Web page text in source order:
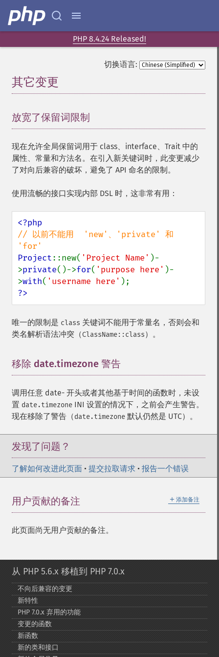
PHP 8.4.24 Released!
切换语言:
其它变更
放宽了保留词限制
现在允许全局保留词用于 class、interface、Trait 中的
属性、常量和方法名。在引入新关键词时，此变更减少
了对向后兼容的破坏，避免了 API 命名的限制。
使用流畅的接口实现内部 DSL 时，这非常有用：
// 以前不能用  'new'、'private' 和
Project::new( 'Project Name' )-
>private()->for( 'purpose here' )-
>with( 'username here'
?>
唯一的限制是 class 关键词不能用于常量名，否则会和
类名解析语法冲突（ClassName::class）。
移除 date.timezone 警告
调用任意 date- 开头或者其他基于时间的函数时，未设
置 date.timezone INI 设置的情况下，之前会产生警告。
现在移除了警告（date.timezone 默认仍然是 UTC）。
发现了问题？
了解如何改进此页面 • 提交拉取请求 • 报告一个错误
＋ 添加备注
用户贡献的备注
此页面尚无用户贡献的备注。
从 PHP 5.6.x 移植到 PHP 7.0.x
不向后兼容的变更
新特性
PHP 7.0.x 弃用的功能
变更的函数
新函数
新的类和接口